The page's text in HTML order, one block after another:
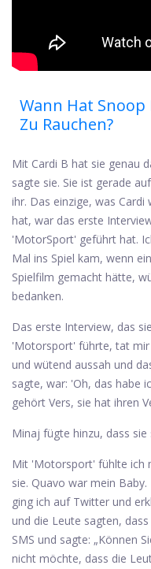
Wann Hat
Zu Rauchen?
Mit Cardi B hat sie genau
sagte sie. Sie ist gerade
ihr. Das einzige, was
hat, war das erste
'MotorSport' geführt hat.
Mal ins Spiel kam, wenn
Spielfilm gemacht hätte,
bedanken.
Das erste Interview, das
'Motorsport' führte, tat mir
und wütend aussah und
sagte, war: 'Oh, das habe
gehört Vers, sie hat ihren
Minaj fügte hinzu, dass
Mit 'Motorsport' fühlte ich
sie. Quavo war mein
ging ich auf Twitter und
und die Leute sagten,
SMS und sagte: „Können
nicht möchte, dass die